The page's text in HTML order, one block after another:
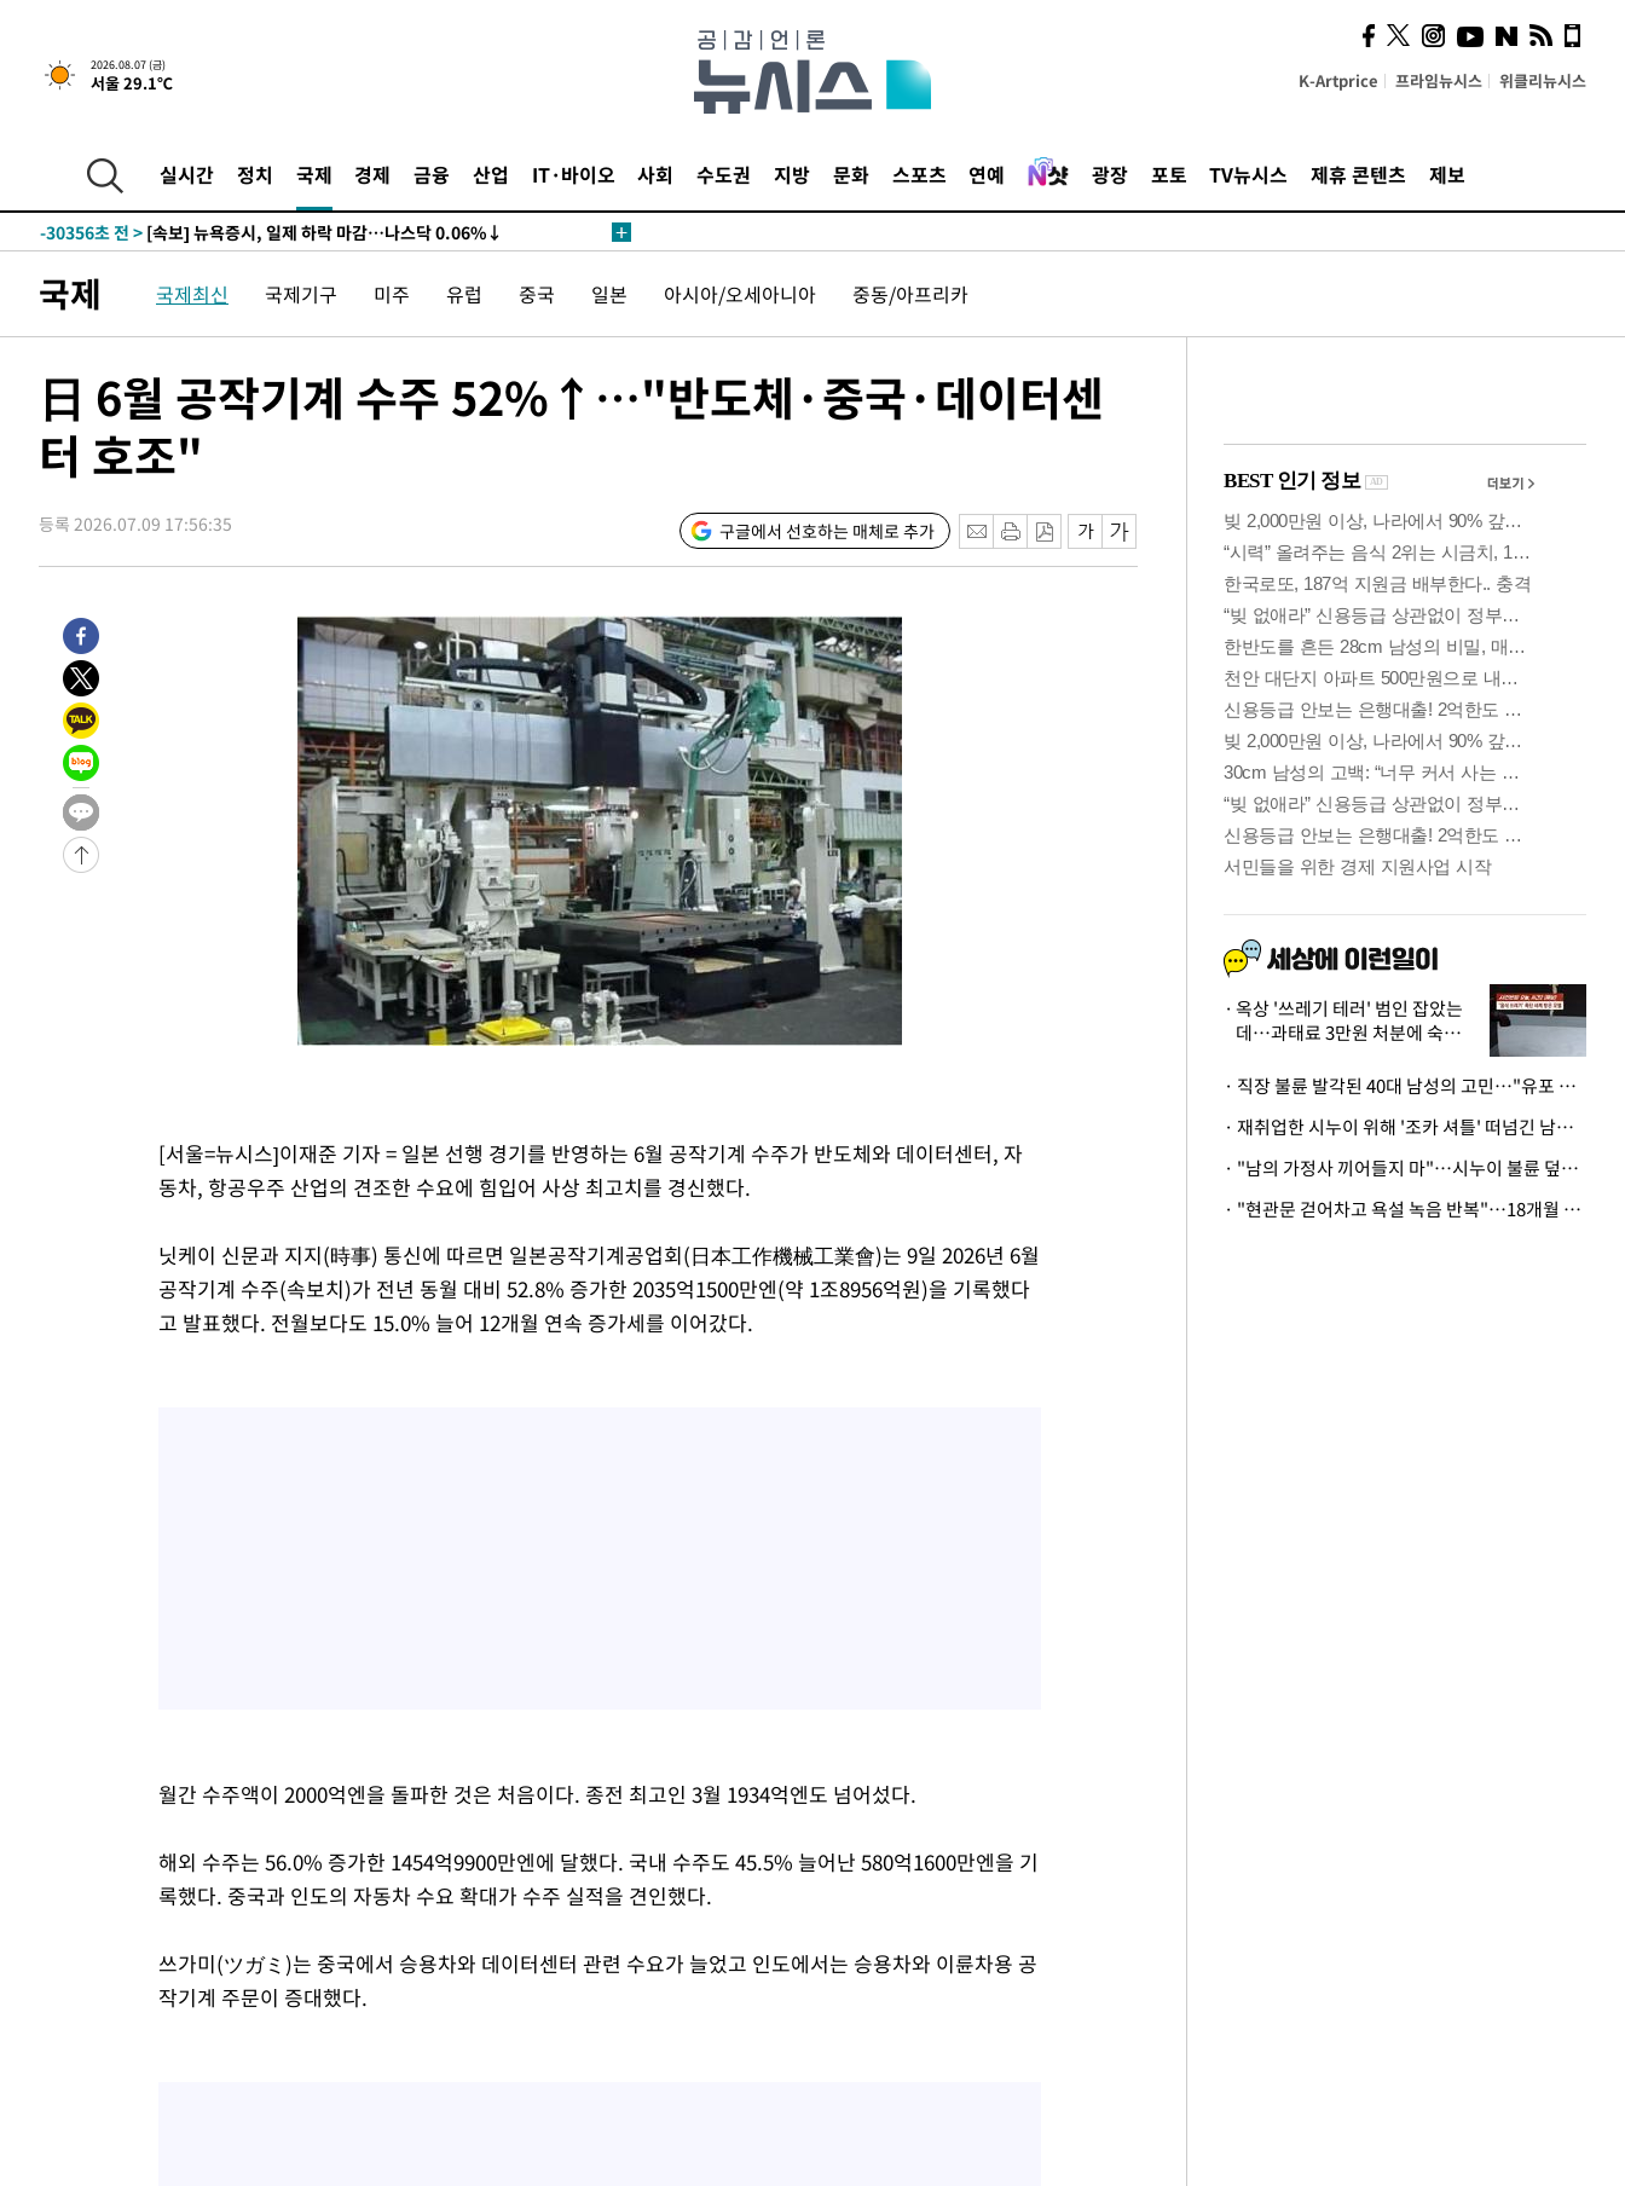
2026.08.07 (금)
서울 29.1℃ K-Artprice 프라임뉴시스 위클리뉴시스
실시간 정치 국제 경제 금융 산업 IT·바이오 사회 수도권 지방 문화 스포츠 연예 광장 포토 TV뉴시스 제휴 콘텐츠 제보
-30356초 전 > [속보] 뉴욕증시, 일제 하락 마감…나스닥 0.06%↓
국제 국제최신 국제기구 미주 유럽 중국 일본 아시아/오세아니아 중동/아프리카
日 6월 공작기계 수주 52%↑…"반도체·중국·데이터센
터 호조"
등록 2026.07.09 17:56:35 구글에서 선호하는 매체로 추가
[서울=뉴시스]이재준 기자 = 일본 선행 경기를 반영하는 6월 공작기계 수주가 반도체와 데이터센터, 자
동차, 항공우주 산업의 견조한 수요에 힘입어 사상 최고치를 경신했다.
닛케이 신문과 지지(時事) 통신에 따르면 일본공작기계공업회(日本工作機械工業會)는 9일 2026년 6월
공작기계 수주(속보치)가 전년 동월 대비 52.8% 증가한 2035억1500만엔(약 1조8956억원)을 기록했다
고 발표했다. 전월보다도 15.0% 늘어 12개월 연속 증가세를 이어갔다.
월간 수주액이 2000억엔을 돌파한 것은 처음이다. 종전 최고인 3월 1934억엔도 넘어섰다.
해외 수주는 56.0% 증가한 1454억9900만엔에 달했다. 국내 수주도 45.5% 늘어난 580억1600만엔을 기
록했다. 중국과 인도의 자동차 수요 확대가 수주 실적을 견인했다.
쓰가미(ツガミ)는 중국에서 승용차와 데이터센터 관련 수요가 늘었고 인도에서는 승용차와 이륜차용 공
작기계 주문이 증대했다.
의견, 국토부·LH에 충실히
전달할 것"
옥상 '쓰레기 테러' 범인 잡았는
데…과태료 3만원 처분에 숙박업
· 직장 불륜 발각된 40대 남성의 고민…"유포 동료 명예훼손·협박죄 고소 가능할까"
· 재취업한 시누이 위해 '조카 셔틀' 떠넘긴 남편…아내 "난 못한다"
· "남의 가정사 끼어들지 마"…시누이 불륜 덮으려는 남편에 억울한 아내
· "현관문 걷어차고 욕설 녹음 반복"…18개월 아기 키우는 집 뒤흔든 '앞집의 비극'